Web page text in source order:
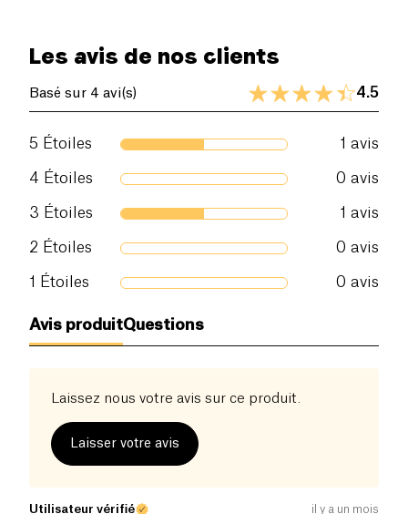
Les avis de nos clients
Basé sur 4 avi(s) 4.5
5 Étoiles 1 avis
4 Étoiles 0 avis
3 Étoiles 1 avis
2 Étoiles 0 avis
1 Étoiles 0 avis
Avis produitQuestions
Laissez nous votre avis sur ce produit.
Laisser votre avis
Utilisateur vérifié il y a un mois